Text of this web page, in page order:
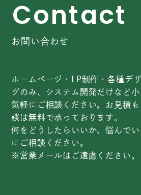
Contact
お問い合わせ
ホームページ・LP制作・各種デ
グのみ、システム開発だけなど
気軽にご相談ください。お見積
談は無料で承っております。
何をどうしたらいいか、悩んで
にご相談ください。
※営業メールはご遠慮ください。